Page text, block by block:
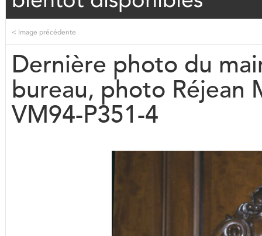
< Image précédente
Dernière photo du
bureau, photo Réjean
VM94-P351-4